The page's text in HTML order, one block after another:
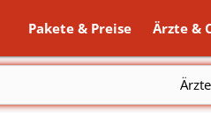
Pakete & Preise Ärzte &